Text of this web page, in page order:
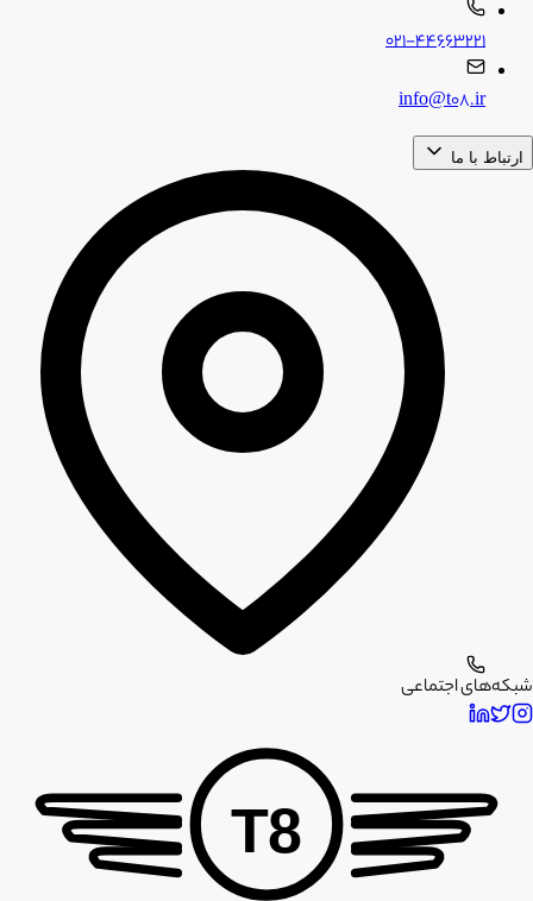
۰۲۱-۴۴۶۶۳۲۲۱
info@t08.ir
ارتباط با ما
شبکه‌های اجتماعی
T8